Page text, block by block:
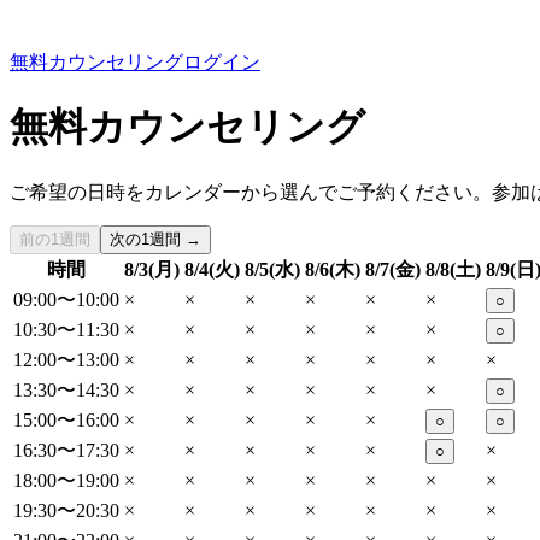
無料カウンセリングログイン
無料カウンセリング
ご希望の日時をカレンダーから選んでご予約ください。参加
前の1週間 次の1週間 →
時間 8/3(月) 8/4(火) 8/5(水) 8/6(木) 8/7(金) 8/8(土) 8/9(日)
09:00〜10:00 × × × × × × ○
10:30〜11:30 × × × × × × ○
12:00〜13:00 × × × × × ×
×
13:30〜14:30 × × × × × × ○
15:00〜16:00 × × × × × ○ ○
16:30〜17:30 × × × × × ○
×
18:00〜19:00 × × × × × ×
×
19:30〜20:30 × × × × × ×
×